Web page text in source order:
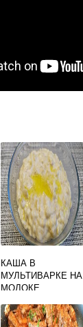
КАША В
МУЛЬТИВАРКЕ НА
МОЛОКЕ
ОВСЯНАЯ